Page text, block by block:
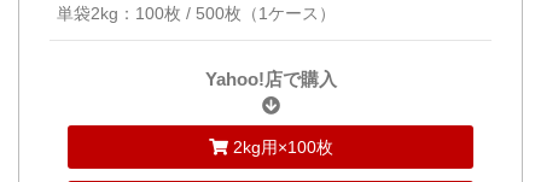
単袋2kg：100枚 / 500枚（1ケース）
Yahoo!店で購入
2kg用×100枚